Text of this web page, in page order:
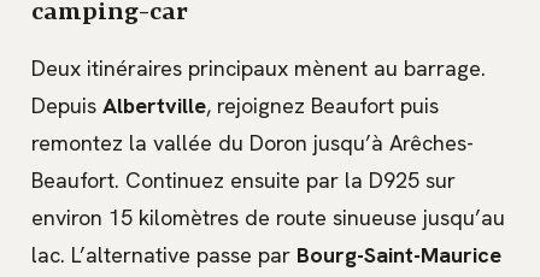
camping-car
Deux itinéraires principaux mènent au barrage.
Depuis Albertville, rejoignez Beaufort puis
remontez la vallée du Doron jusqu’à Arêches-
Beaufort. Continuez ensuite par la D925 sur
environ 15 kilomètres de route sinueuse jusqu’au
lac. L’alternative passe par Bourg-Saint-Maurice